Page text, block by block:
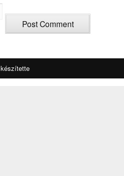
készítette